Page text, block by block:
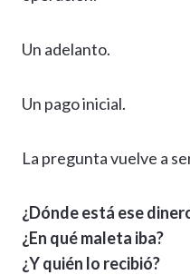
Un adelanto.
Un pago inicial.
La pregunta vuelve a
¿Dónde está ese
¿En qué maleta iba?
¿Y quién lo recibió?